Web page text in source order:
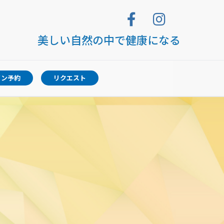
美しい自然の中で健康になる
予約 リクエスト